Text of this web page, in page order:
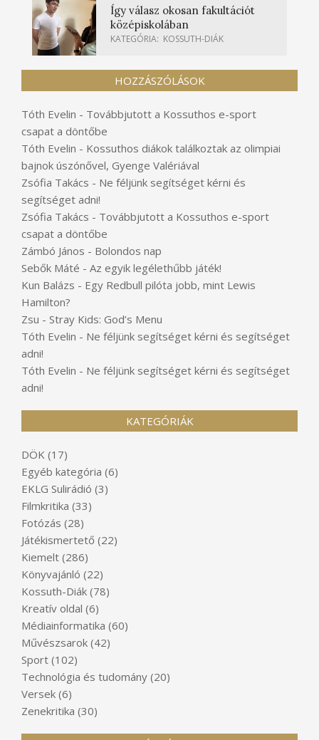
Így válasz okosan fakultációt
középiskolában
KATEGÓRIA: KOSSUTH-DIÁK
HOZZÁSZÓLÁSOK
Tóth Evelin - Továbbjutott a Kossuthos e-sport
csapat a döntőbe
Tóth Evelin - Kossuthos diákok találkoztak az olimpiai
bajnok úszónővel, Gyenge Valériával
Zsófia Takács - Ne féljünk segítséget kérni és
segítséget adni!
Zsófia Takács - Továbbjutott a Kossuthos e-sport
csapat a döntőbe
Zámbó János - Bolondos nap
Sebők Máté - Az egyik legélethűbb játék!
Kun Balázs - Egy Redbull pilóta jobb, mint Lewis
Hamilton?
Zsu - Stray Kids: God’s Menu
Tóth Evelin - Ne féljünk segítséget kérni és segítséget
adni!
Tóth Evelin - Ne féljünk segítséget kérni és segítséget
adni!
KATEGÓRIÁK
DÖK (17)
Egyéb kategória (6)
EKLG Sulirádió (3)
Filmkritika (33)
Fotózás (28)
Játékismertető (22)
Kiemelt (286)
Könyvajánló (22)
Kossuth-Diák (78)
Kreatív oldal (6)
Médiainformatika (60)
Művészsarok (42)
Sport (102)
Technológia és tudomány (20)
Versek (6)
Zenekritika (30)